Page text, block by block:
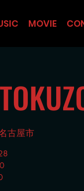
MOVIE
古屋市